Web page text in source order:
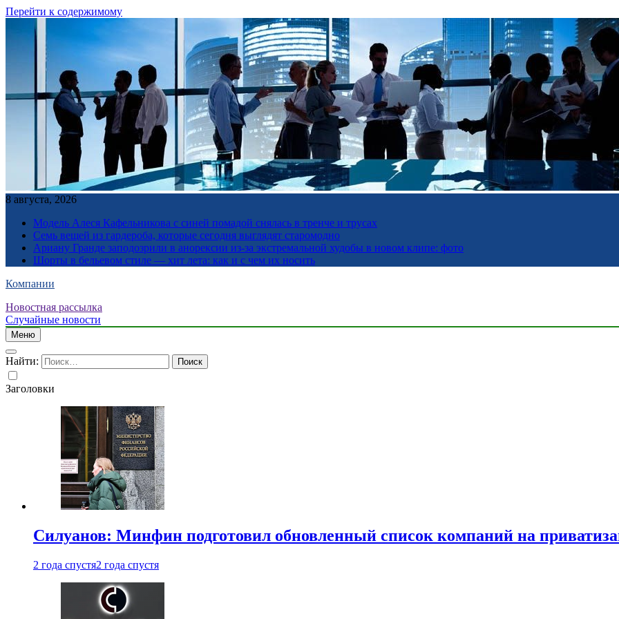
Перейти к содержимому
8 августа, 2026
Модель Алеся Кафельникова с синей помадой снялась в тренче и трусах
Семь вещей из гардероба, которые сегодня выглядят старомодно
Ариану Гранде заподозрили в анорексии из-за экстремальной худобы в новом клипе: фото
Шорты в бельевом стиле — хит лета: как и с чем их носить
Компании
Новостная рассылка
Случайные новости
Меню
Найти:
Заголовки
Силуанов: Минфин подготовил обновленный список компаний на
2 года спустя2 года спустя